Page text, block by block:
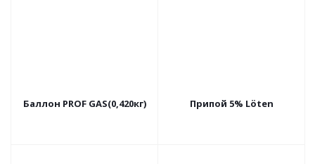
Баллон PROF GAS(0,420кг) Припой 5% Löten